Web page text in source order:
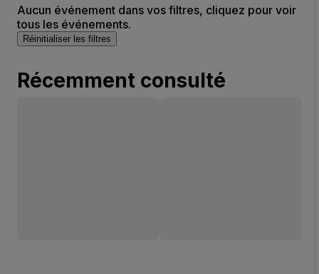
Aucun événement dans vos filtres, cliquez pour voir
tous les événements.
Réinitialiser les filtres
Récemment consulté